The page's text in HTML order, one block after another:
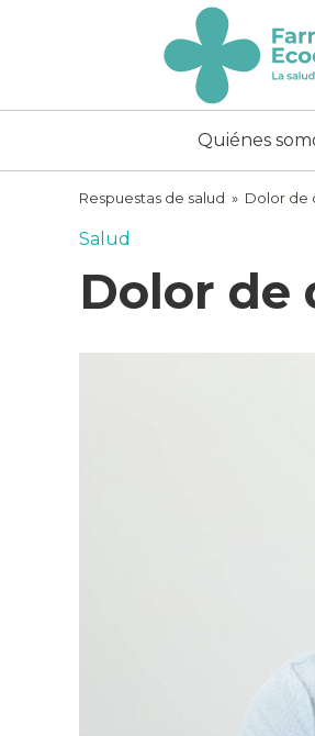
ecoceutics
Quiénes
Respuestas de salud » Dolor de
Salud
Dolor de